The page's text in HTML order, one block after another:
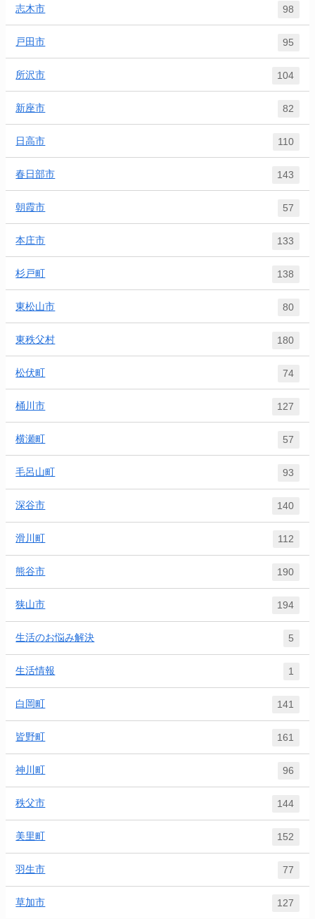
志木市 98
戸田市 95
所沢市 104
新座市 82
日高市 110
春日部市 143
朝霞市 57
本庄市 133
杉戸町 138
東松山市 80
東秩父村 180
松伏町 74
桶川市 127
横瀬町 57
毛呂山町 93
深谷市 140
滑川町 112
熊谷市 190
狭山市 194
生活のお悩み解決 5
生活情報 1
白岡町 141
皆野町 161
神川町 96
秩父市 144
美里町 152
羽生市 77
草加市 127